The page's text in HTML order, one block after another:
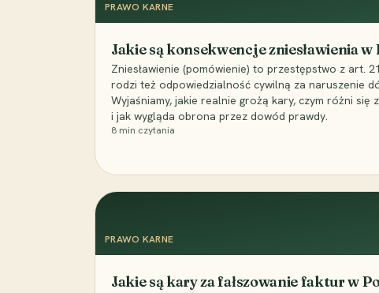
PRAWO KARNE
Jakie są konsekwencje zniesławienia w
Zniesławienie (pomówienie) to przestępstwo z art.
rodzi też odpowiedzialność cywilną za naruszenie
Wyjaśniamy, jakie realnie grożą kary, czym różni się
i jak wygląda obrona przez dowód prawdy.
8 min czytania
PRAWO KARNE
Jakie są kary za fałszowanie faktur w